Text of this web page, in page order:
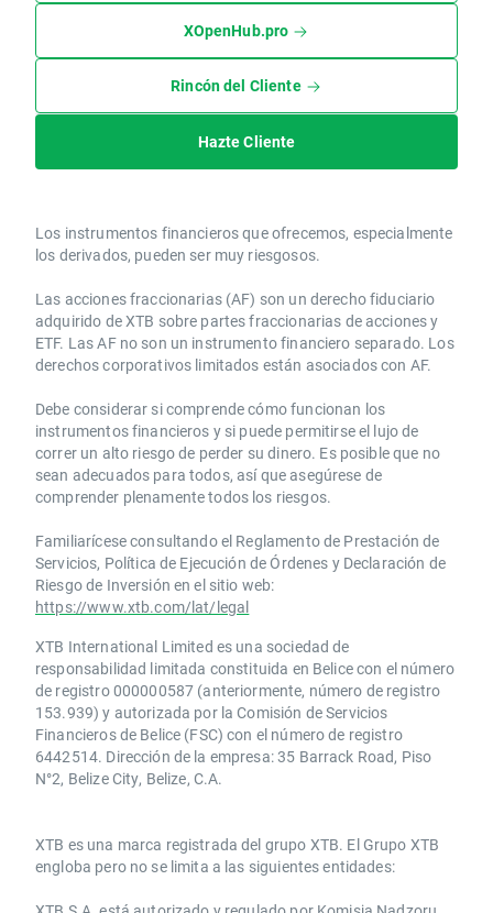
XOpenHub.pro
Rincón del Cliente
Hazte Cliente
Los instrumentos financieros que ofrecemos, especialmente
los derivados, pueden ser muy riesgosos.
Las acciones fraccionarias (AF) son un derecho fiduciario
adquirido de XTB sobre partes fraccionarias de acciones y
ETF. Las AF no son un instrumento financiero separado. Los
derechos corporativos limitados están asociados con AF.
Debe considerar si comprende cómo funcionan los
instrumentos financieros y si puede permitirse el lujo de
correr un alto riesgo de perder su dinero. Es posible que no
sean adecuados para todos, así que asegúrese de
comprender plenamente todos los riesgos.
Familiarícese consultando el Reglamento de Prestación de
Servicios, Política de Ejecución de Órdenes y Declaración de
Riesgo de Inversión en el sitio web:
https://www.xtb.com/lat/legal
XTB International Limited es una sociedad de
responsabilidad limitada constituida en Belice con el número
de registro 000000587 (anteriormente, número de registro
153.939) y autorizada por la Comisión de Servicios
Financieros de Belice (FSC) con el número de registro
6442514. Dirección de la empresa: 35 Barrack Road, Piso
N°2, Belize City, Belize, C.A.
​​XTB es una marca registrada del grupo XTB. El Grupo XTB
engloba pero no se limita a las siguientes entidades: